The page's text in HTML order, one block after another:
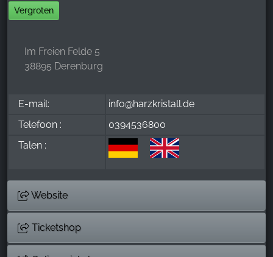
Vergroten
Im Freien Felde 5
38895 Derenburg
E-mail:
info@harzkristall.de
Telefoon :
0394536800
Talen :
Website
Ticketshop